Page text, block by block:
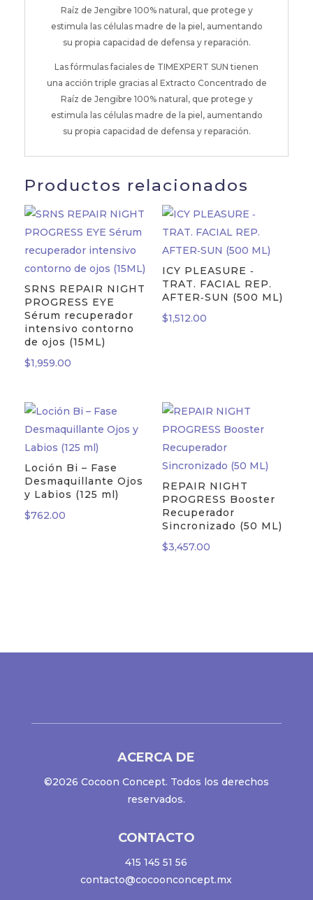
Raíz de Jengibre 100% natural, que protege y
estimula las células madre de la piel, aumentando
su propia capacidad de defensa y reparación.
Las fórmulas faciales de TIMEXPERT SUN tienen
una acción triple gracias al Extracto Concentrado de
Raíz de Jengibre 100% natural, que protege y
estimula las células madre de la piel, aumentando
su propia capacidad de defensa y reparación.
Productos relacionados
SRNS REPAIR NIGHT
PROGRESS EYE
Sérum recuperador
intensivo contorno
de ojos (15ML)
$1,959.00
ICY PLEASURE ‐
TRAT. FACIAL REP.
AFTER‐SUN (500 ML)
$1,512.00
Loción Bi – Fase
Desmaquillante Ojos
y Labios (125 ml)
$762.00
REPAIR NIGHT
PROGRESS Booster
Recuperador
Sincronizado (50 ML)
$3,457.00
ACERCA DE
©2026 Cocoon Concept. Todos los derechos
reservados.
CONTACTO
415 145 51 56
contacto@cocoonconcept.mx